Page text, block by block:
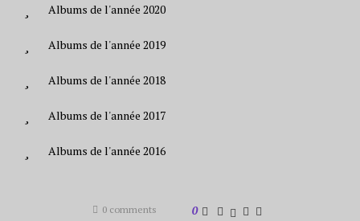
Albums de l'année 2020
Albums de l'année 2019
Albums de l'année 2018
Albums de l'année 2017
Albums de l'année 2016
0 comments 0